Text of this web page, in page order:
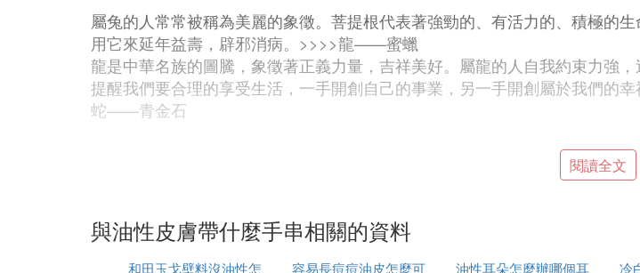
屬兔的人常常被稱為美麗的象徵。菩提根代表著強勁的、有活力的、積極的
用它來延年益壽，辟邪消病。>>>>龍——蜜蠟
龍是中華名族的圖騰，象徵著正義力量，吉祥美好。屬龍的人自我約束力強
提醒我們要合理的享受生活，一手開創自己的事業，另一手開創屬於我們的
蛇——青金石
蛇是小龍同樣也是龍的化身，都象徵著吉祥，蛇也是智慧的化身。佩戴青金
馬——綠松石
閱讀全文
與油性皮膚帶什麼手串相關的資料
和田玉戈壁料沒油性怎
容易長痘痘油皮怎麼可
油性耳朵怎麼辦哪個耳
冷